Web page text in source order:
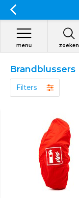
zoeken
menu
Brandblussers
Filters